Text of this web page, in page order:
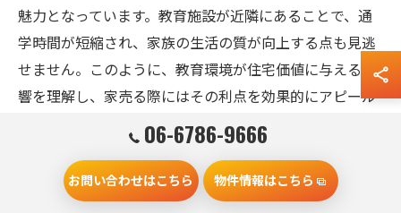
魅力となっています。教育施設が近隣にあることで、通
学時間が短縮され、家族の生活の質が向上する点も見逃
せません。このように、教育環境が住宅価値に与える影
響を理解し、家売る際にはその利点を効果的にアピール
することが重要です。
地域特性を活かしたプロモーションのポイント
守口市で家を売る際には、地域特性を最大限に活かした
06-6786-9666
お問い合わせはこちら 物件情報はこちら